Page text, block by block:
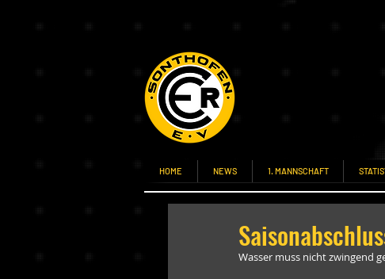
HOME NEWS 1. MANNSCHAFT
Wasser muss nicht zwingend